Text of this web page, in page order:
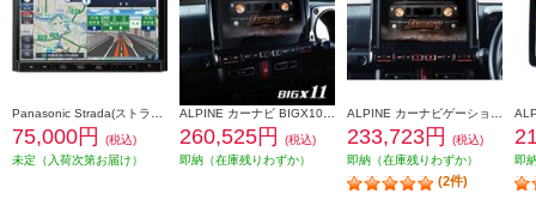
75,000円
(税込)
未定（入荷次第お届け）
260,525円
(税込)
即納（在庫残りわずか）
233,723円
(税込)
即納（在庫残りわずか）
(2件)
即